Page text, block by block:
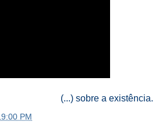
(...) sobre a existência.
PM